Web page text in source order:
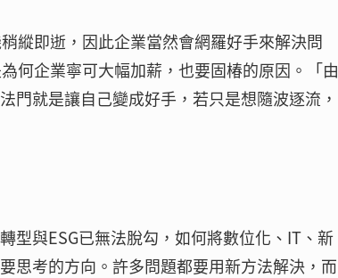
縱即逝，因此企業當然會網羅好手來解決問
何企業寧可大幅加薪，也要固椿的原因。「由
門就是讓自己變成好手，若只是想隨波逐流，
型與ESG已無法脫勾，如何將數位化、IT、新
思考的方向。許多問題都要用新方法解決，而